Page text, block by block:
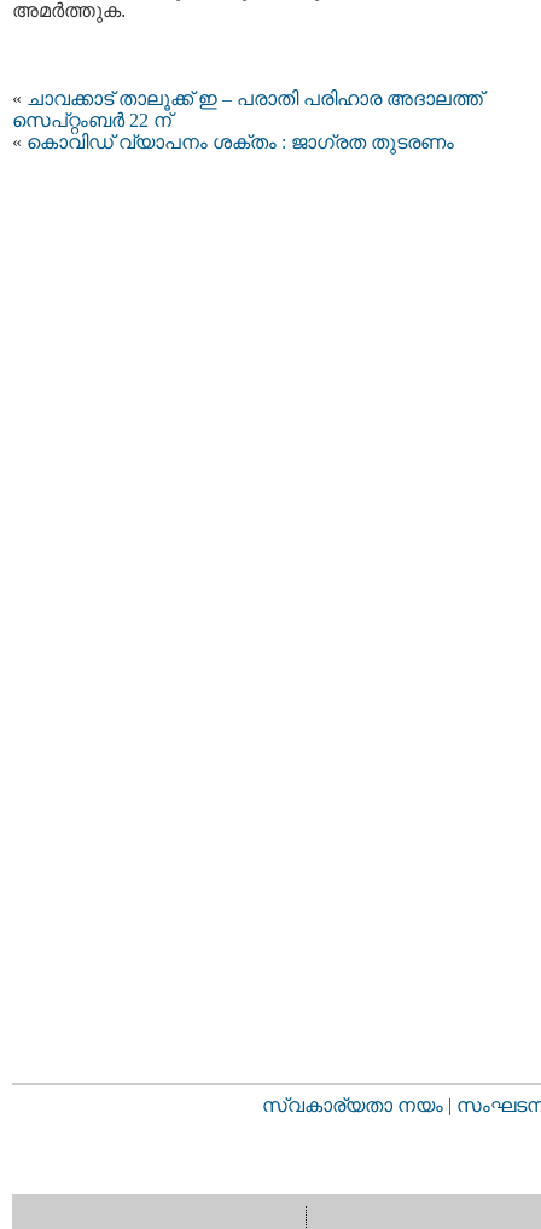
അമര്‍ത്തുക.
« ചാവക്കാട് താലൂക്ക് ഇ – പരാതി പരിഹാര അദാലത്ത്
സെപ്റ്റംബർ 22 ന്
« കൊവിഡ് വ്യാപനം ശക്തം : ജാഗ്രത തുടരണം
സ്വകാര്യതാ നയം |